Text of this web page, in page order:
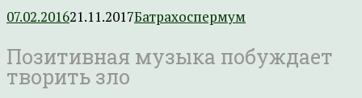
07.02.201621.11.2017Батрахоспермум
Позитивная музыка побуждает
творить зло